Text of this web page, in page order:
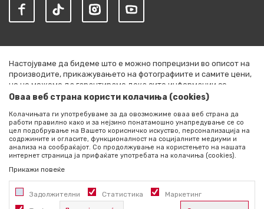
Настојуваме да бидеме што е можно попрецизни во описот на
производите, прикажувањето на фотографиите и самите цени,
но не можеме да гарантираме дека сите информации се
комплетни и без грешки. Сите артикли прикажани на сајтот се
секој момент. Расположливоста на производите можете да ја
проверите со повик на +389 76 444 490
©2026 literatura.mk, Изработено одNB SOFT. Сите права
задржани.
Оваа веб страна користи колачиња (cookies)
Колачињата ги употребуваме за да овозможиме оваа веб страна да
работи правилно како и за нејзино понатамошно унапредување се со
цел подобрување на Вашето корисничко искуство, персонализација на
содржините и огласите, функционалност на социјалните медиуми и
анализа на сообраќајот. Со продолжување на користењето на нашата
интернет страница ја прифаќате употребата на колачиња (cookies).
Прикажи повеќе
Задолжителни Статистика Маркетинг